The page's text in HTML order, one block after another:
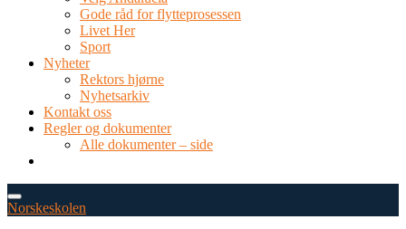
Gode råd for flytteprosessen
Livet Her
Sport
Nyheter
Rektors hjørne
Nyhetsarkiv
Kontakt oss
Regler og dokumenter
Alle dokumenter – side
Norskeskolen